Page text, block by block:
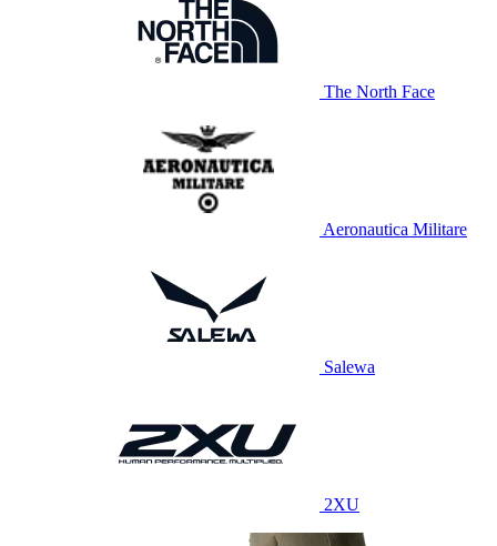
The North Face
Aeronautica Militare
Salewa
2XU